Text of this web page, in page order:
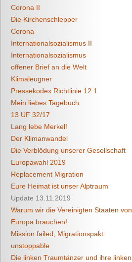
Corona II
Die Kirchenschlepper
Corona
Internationalsozialismus II
Internationalsozialismus
offener Brief an die Welt
Klimaleugner
Pressekodex Richtlinie 12.1
Mein liebes Tagebuch
13 UF 32/17
Lang lebe Merkel!
Der Klimanwandel
Die Verblödung unserer Gesellschaft
Europawahl 2019
Replacement Migration
Eure Heimat ist unser Alptraum
Update 13.11.2019
Warum wir die Vereinigten Staaten von
Europa brauchen!
Mission failed, Migrationspakt
unstoppable
Die linken Traumtänzer und ihre linken